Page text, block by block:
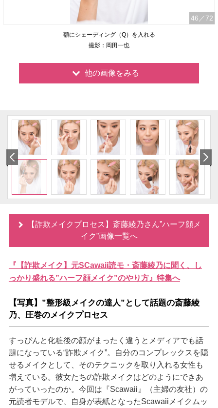
46 ／72
額にシェーディング（Q）を入れる
撮影：岡田一也
他の画像をみる
【詐欺メイクプロセス】斎藤綾乃さん”ハーフ顔メ
イク”画像一覧へ
『【詐欺メイク】元SCawaii読モ・斎藤綾乃に聞く、し
っかり盛れる”ハーフ顔メイク”のやり方』特集へ
【写真】”整形級メイクの達人”として話題の斎藤綾
乃、圧巻のメイクプロセス
すっぴんと化粧後の顔がまったく違うとメディアでも話
題になっている“詐欺メイク”。自分のコンプレックスを隠
せるメイクとして、そのテクニックを取り入れる女性も
増えている。彼女たちの詐欺メイクはどのようにできあ
がっていったのか。今回は『Scawaii』（主婦の友社）の
元読者モデルで、自身が表紙となったScawaiiメイクムッ